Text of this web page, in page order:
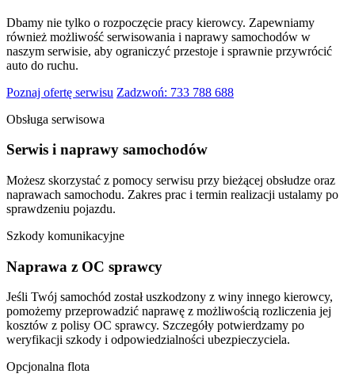
Dbamy nie tylko o rozpoczęcie pracy kierowcy. Zapewniamy
również możliwość serwisowania i naprawy samochodów w
naszym serwisie, aby ograniczyć przestoje i sprawnie przywrócić
auto do ruchu.
Poznaj ofertę serwisu Zadzwoń: 733 788 688
Obsługa serwisowa
Serwis i naprawy samochodów
Możesz skorzystać z pomocy serwisu przy bieżącej obsłudze oraz
naprawach samochodu. Zakres prac i termin realizacji ustalamy po
sprawdzeniu pojazdu.
Szkody komunikacyjne
Naprawa z OC sprawcy
Jeśli Twój samochód został uszkodzony z winy innego kierowcy,
pomożemy przeprowadzić naprawę z możliwością rozliczenia jej
kosztów z polisy OC sprawcy. Szczegóły potwierdzamy po
weryfikacji szkody i odpowiedzialności ubezpieczyciela.
Opcjonalna flota